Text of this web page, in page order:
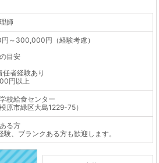
師
～300,000円（経験考慮）
目安
者経験あり
円以上
校給食センター
原市緑区大島1229-75）
る方
、ブランクある方も歓迎します。